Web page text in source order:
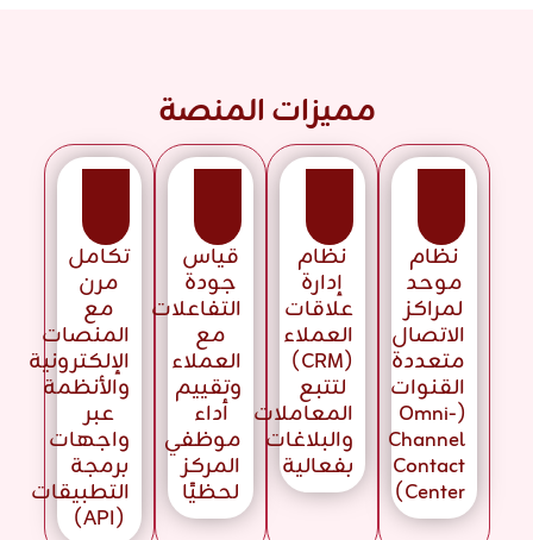
مميزات المنصة
تكامل
مرن
مع
المنصات
الإلكترونية
والأنظمة
عبر
واجهات
برمجة
التطبيقات
(API)
قياس
جودة
التفاعلات
مع
العملاء
وتقييم
أداء
موظفي
المركز
لحظيًا
نظام
إدارة
علاقات
العملاء
(CRM)
لتتبع
المعاملات
والبلاغات
بفعالية
نظام
موحد
لمراكز
الاتصال
متعددة
القنوات
(Omni-
Channel
Contact
Center)